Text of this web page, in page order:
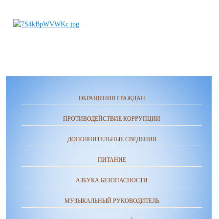
ОБРАЩЕНИЯ ГРАЖДАН
ПРОТИВОДЕЙСТВИЕ КОРРУПЦИИ
ДОПОЛНИТЕЛЬНЫЕ СВЕДЕНИЯ
ПИТАНИЕ
АЗБУКА БЕЗОПАСНОСТИ
МУЗЫКАЛЬНЫЙ РУКОВОДИТЕЛЬ